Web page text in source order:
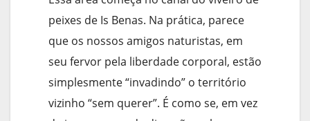
peixes de Is Benas. Na prática, parece
que os nossos amigos naturistas, em
seu fervor pela liberdade corporal, estão
simplesmente “invadindo” o território
vizinho “sem querer”. É como se, em vez